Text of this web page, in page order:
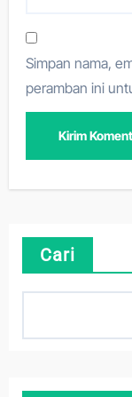
Simpan nama,
peramban ini
Cari